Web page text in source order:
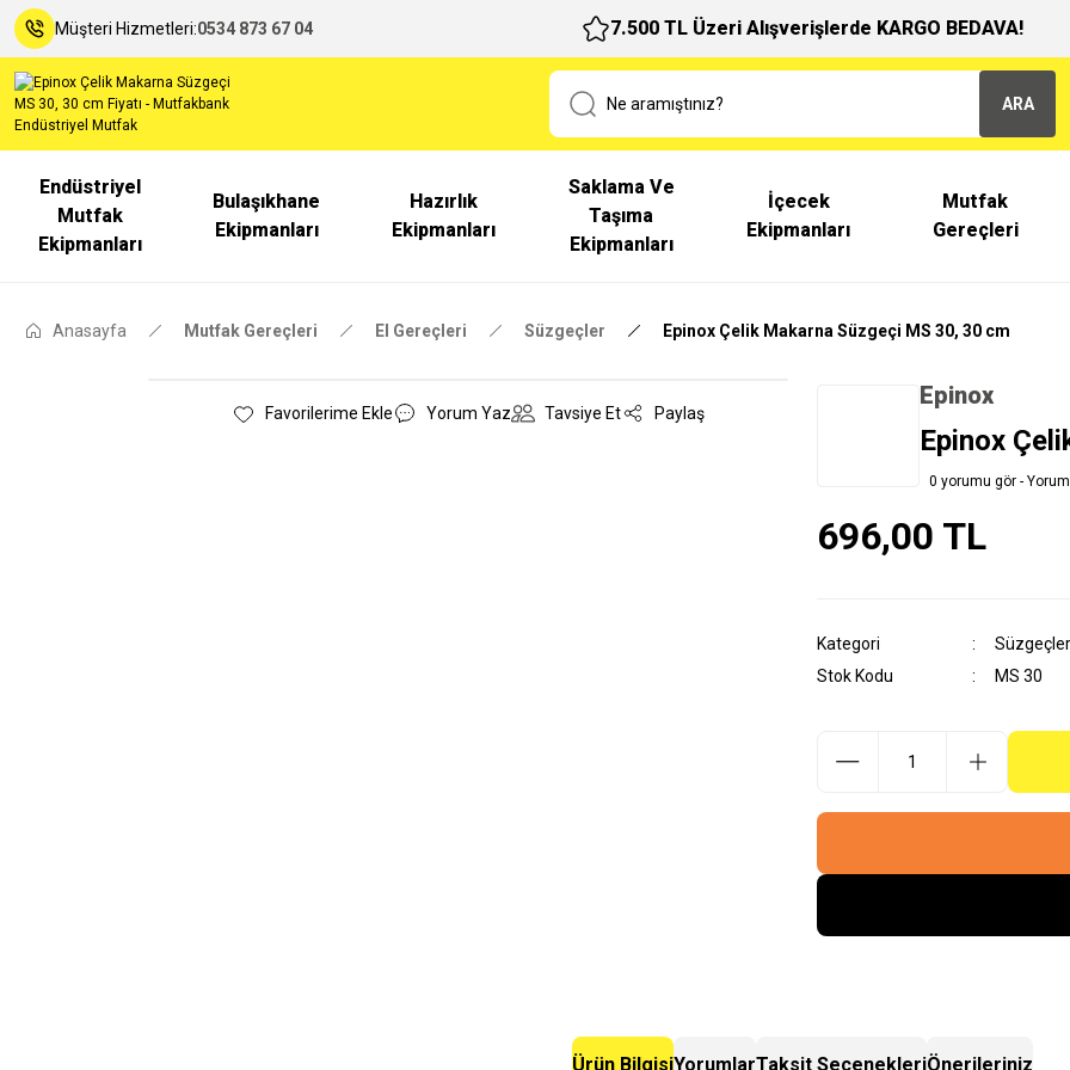
Müşteri Hizmetleri:0534 873 67 04 7.500 TL Üzeri Alışverişlerde KARGO BEDAVA!
ARA
Endüstriyel
Mutfak
Ekipmanları
Bulaşıkhane
Ekipmanları
Hazırlık
Ekipmanları
Saklama Ve
Taşıma
Ekipmanları
İçecek
Ekipmanları
Mutfak
Gereçleri
Anasayfa Mutfak Gereçleri El Gereçleri Süzgeçler Epinox Çelik Makarna Süzgeçi MS 30, 30 cm
Yorum Yaz Tavsiye Et Paylaş
Epinox
Epinox
0 yorumu gör -
696,00 TL
Kategori
Süzgeçler
Stok Kodu
MS 30
Ürün BilgisiYorumlarTaksit SeçenekleriÖnerileriniz